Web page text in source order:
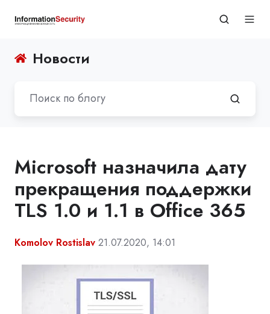
Новости
Microsoft назначила дату
прекращения поддержки
TLS 1.0 и 1.1 в Office 365
Komolov Rostislav 21.07.2020, 14:01